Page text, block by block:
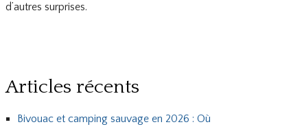
d’autres surprises.
Articles récents
Bivouac et camping sauvage en 2026 : Où